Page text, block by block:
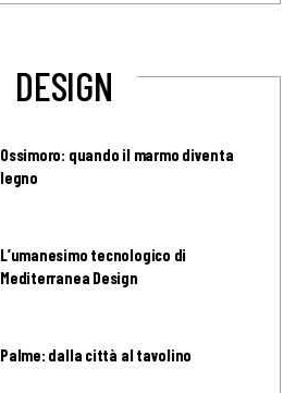
DESIGN
Ossimoro: quando il marmo diventa
legno
L’umanesimo tecnologico di
Mediterranea Design
Palme: dalla città al tavolino